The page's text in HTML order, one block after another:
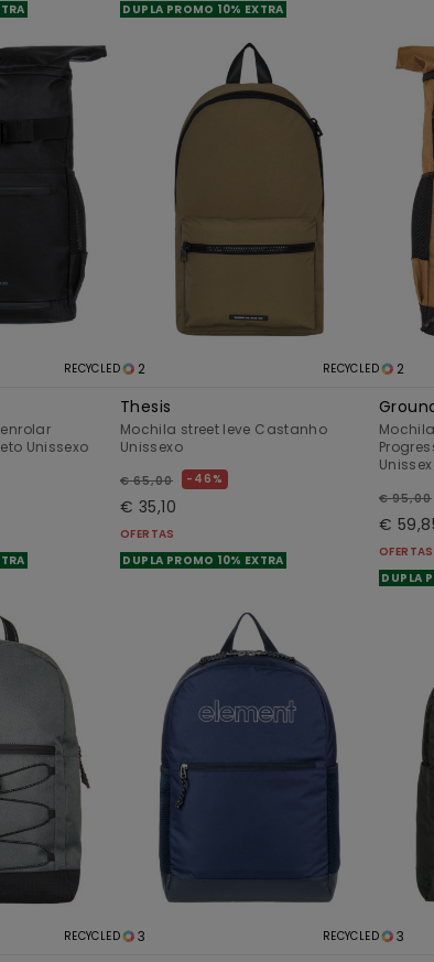
DUPLA PROMO 10% EXTRA
RECYCLED
Unissexo
2 RECYCLED
Thesis
Mochila street leve Castanho
Unissexo
€ 65,00 46%
€ 35,10
OFERTAS
DUPLA PROMO 10% EXTRA
2
€ 95,00
€
OFERTAS
DUPLA
RECYCLED 3 RECYCLED 3